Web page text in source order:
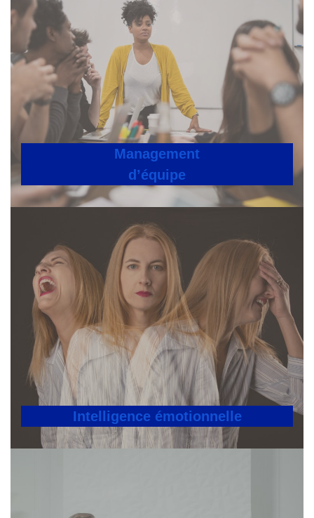
Management
d’équipe
Intelligence émotionnelle